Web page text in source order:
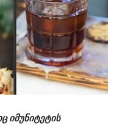
იმუნიტეტის